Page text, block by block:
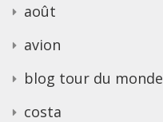
août
avion
blog tour du monde
costa